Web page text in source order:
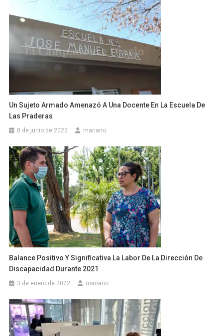
Un Sujeto Armado Amenazó A Una Docente En La Escuela De
Las Praderas
8 de junio de 2022 mariano
Balance Positivo Y Significativa La Labor De La Dirección De
Discapacidad Durante 2021
3 de enero de 2022 mariano